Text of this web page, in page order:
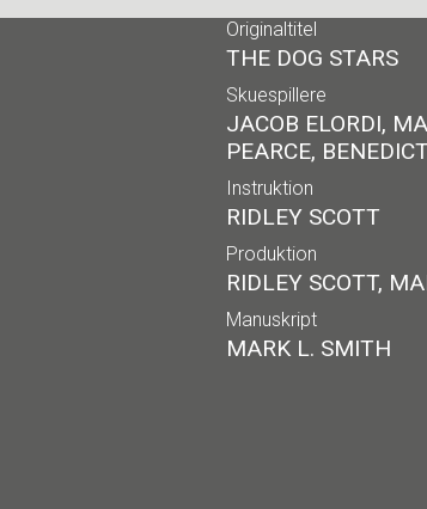
Originaltitel
THE DOG STARS
Skuespillere
JACOB ELORDI,
PEARCE,
Instruktion
RIDLEY SCOTT
Produktion
RIDLEY SCOTT,
Manuskript
MARK L. SMITH